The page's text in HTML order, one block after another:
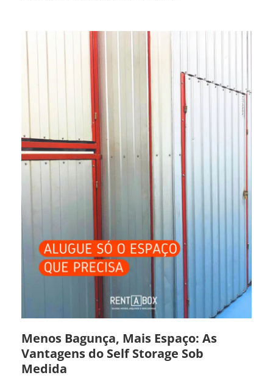
Menos Bagunça, Mais Espaço: As
Vantagens do Self Storage Sob
Medida